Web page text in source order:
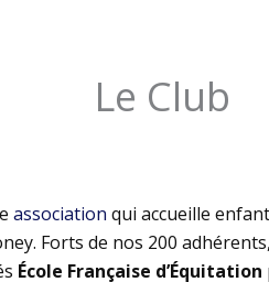
Le Club
association qui accueille
Forts de nos 200
École Française d’Équitation